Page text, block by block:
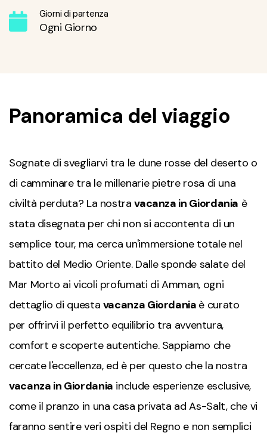
Giorni di partenza
Ogni Giorno
Panoramica del viaggio
Sognate di svegliarvi tra le dune rosse del deserto o
di camminare tra le millenarie pietre rosa di una
civiltà perduta? La nostravacanza in Giordania è
stata disegnata per chi non si accontenta di un
semplice tour, ma cerca un'immersione totale nel
battito del Medio Oriente. Dalle sponde salate del
Mar Morto ai vicoli profumati di Amman, ogni
dettaglio di questa vacanza Giordania è curato
per offrirvi il perfetto equilibrio tra avventura,
comfort e scoperte autentiche. Sappiamo che
cercate l'eccellenza, ed è per questo che la nostra
vacanza in Giordania include esperienze esclusive,
come il pranzo in una casa privata ad As-Salt, che vi
faranno sentire veri ospiti del Regno e non semplici